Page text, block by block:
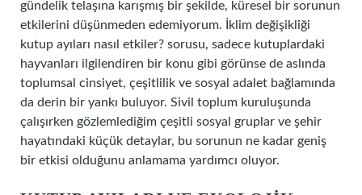
gündelik telaşına karışmış bir şekilde, küresel bir sorunun
etkilerini düşünmeden edemiyorum. İklim değişikliği
kutup ayıları nasıl etkiler? sorusu, sadece kutuplardaki
hayvanları ilgilendiren bir konu gibi görünse de aslında
toplumsal cinsiyet, çeşitlilik ve sosyal adalet bağlamında
da derin bir yankı buluyor. Sivil toplum kuruluşunda
çalışırken gözlemlediğim çeşitli sosyal gruplar ve şehir
hayatındaki küçük detaylar, bu sorunun ne kadar geniş
bir etkisi olduğunu anlamama yardımcı oluyor.